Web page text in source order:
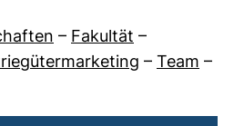
– Fakultät –
– Team –